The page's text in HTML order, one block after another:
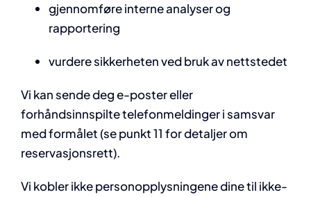
gjennomføre interne analyser og
rapportering
vurdere sikkerheten ved bruk av nettstedet
Vi kan sende deg e-poster eller
forhåndsinnspilte telefonmeldinger i samsvar
med formålet (se punkt 11 for detaljer om
reservasjonsrett).
Vi kobler ikke personopplysningene dine til ikke-